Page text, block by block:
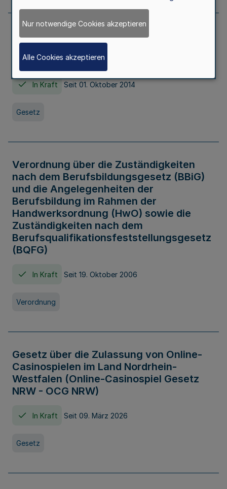
Gesetz über die Hochschulen des Landes
Nordrhein-Westfalen (Hochschulgesetz -
HG)
In Kraft Seit 01. Oktober 2014
Gesetz
Verordnung über die Zuständigkeiten
nach dem Berufsbildungsgesetz (BBiG)
und die Angelegenheiten der
Berufsbildung im Rahmen der
Handwerksordnung (HwO) sowie die
Zuständigkeiten nach dem
Berufsqualifikationsfeststellungsgesetz
(BQFG)
In Kraft Seit 19. Oktober 2006
Verordnung
Gesetz über die Zulassung von Online-
Casinospielen im Land Nordrhein-
Westfalen (Online-Casinospiel Gesetz
NRW - OCG NRW)
In Kraft Seit 09. März 2026
Gesetz
Nur notwendige Cookies akzeptieren
Alle Cookies akzeptieren